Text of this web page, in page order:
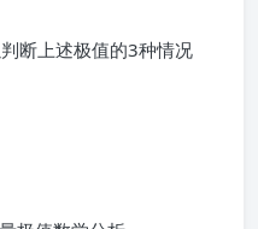
断上述极值的3种情况